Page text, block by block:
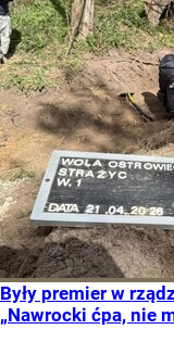
Były premier w
„Nawrocki ćpa, nie